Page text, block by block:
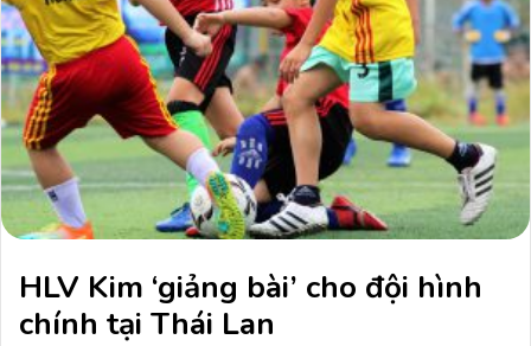
HLV Kim ‘giảng bài’ cho đội hình
chính tại Thái Lan